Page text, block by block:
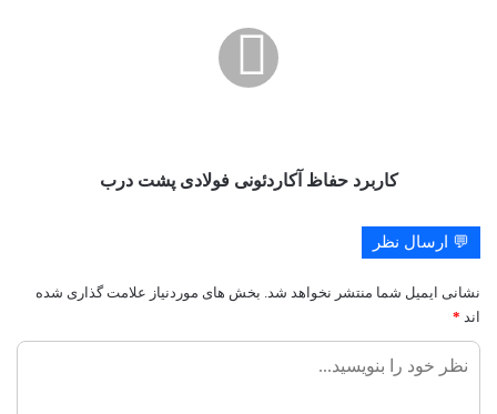
کاربرد حفاظ آکاردئونی فولادی پشت درب
💬 ارسال نظر
نشانی ایمیل شما منتشر نخواهد شد. بخش های موردنیاز علامت گذاری شده
اند *